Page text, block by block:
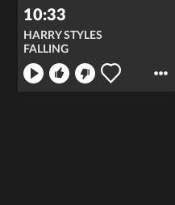
10:33
HARRY STYLES
FALLING